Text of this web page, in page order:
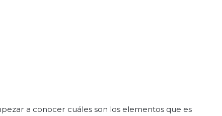
a conocer cuáles son los elementos que es